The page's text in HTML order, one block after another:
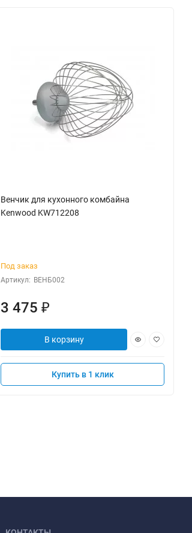
Венчик для кухонного комбайна
Kenwood KW712208
Под заказ
Артикул: ВЕНБ002
3 475₽
В корзину
Купить в 1 клик